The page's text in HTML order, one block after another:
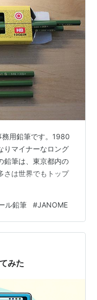
用鉛筆です。1980
りマイナーなロング
鉛筆は、東京都内の
さは世界でもトップ
や本格的な鉛筆まで
近廃業してしまった
。）その中でも「NO
作だと個人的に思い
JANOME」ブラン
ル鉛筆 #JANOME
みた